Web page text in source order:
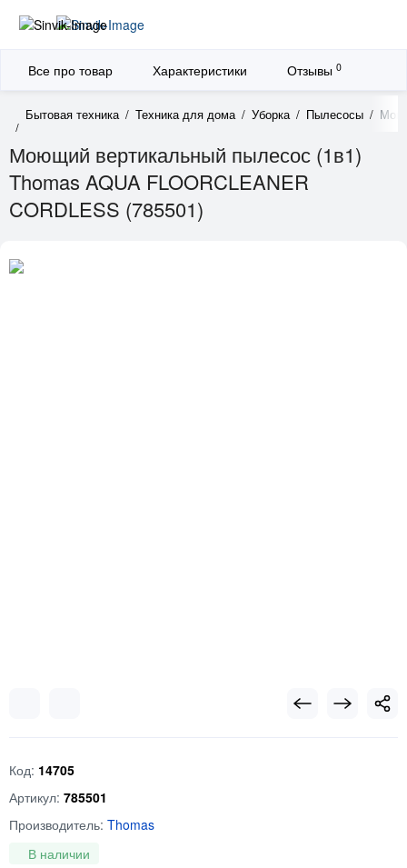
Бытовая техника Техника для дома Уборка Пылесосы
Моющий вертикальный пылесос (1в1)
Thomas AQUA FLOORCLEANER
CORDLESS (785501)
Все про товар Характеристики Отзывы 0
Код: 14705
Артикул: 785501
Производитель: Thomas
В наличии